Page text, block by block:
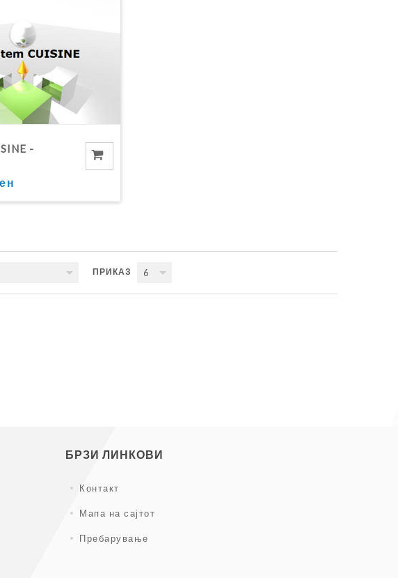
-
ПРИКАЗ 6
БРЗИ ЛИНКОВИ
Контакт
Мапа на сајтот
Пребарување